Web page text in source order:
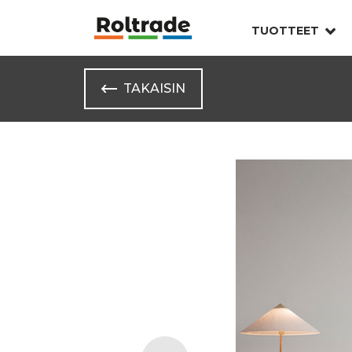
TUOTTEET
TAKAISIN